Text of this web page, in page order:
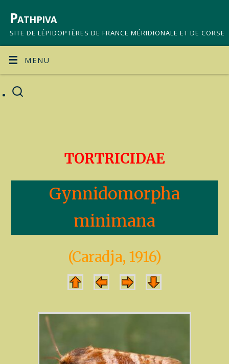
Pathpiva
SITE DE LÉPIDOPTÈRES DE FRANCE MÉRIDIONALE ET DE CORSE
MENU
TORTRICIDAE
Gynnidomorpha
minimana
(Caradja, 1916)